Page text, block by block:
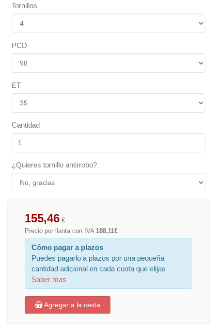
Tornillos
PCD
ET
Cantidad
¿Quieres tornillo antirrobo?
155,46 €
Precio por llanta con IVA 188,11€
Cómo pagar a plazos
Puedes pagarlo a plazos por una pequeña
cantidad adicional en cada cuota que elijas
Saber mas
Agregar a la cesta